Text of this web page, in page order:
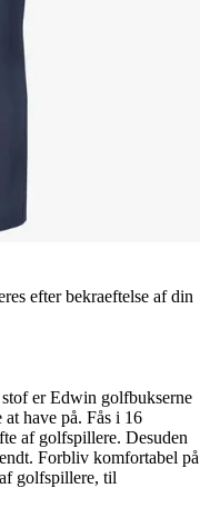
efter bekraeftelse af din
er Edwin golfbukserne
have på. Fås i 16
af golfspillere. Desuden
Forbliv komfortabel på
golfspillere, til